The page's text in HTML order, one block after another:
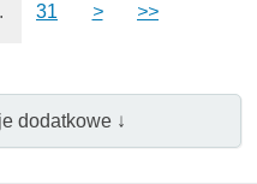
31 > >>
dodatkowe ↓